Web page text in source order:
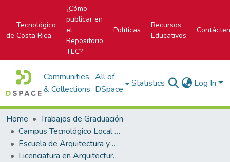
Tecnológico
de Costa Rica
¿Cómo
publicar en
el
Repositorio
TEC?
Políticas
Recursos
Educativos
Communities
& Collections
All of
DSpace
Statistics Log In
Home
Trabajos de Graduación
Campus Tecnológico Local San José
Escuela de Arquitectura y Urbanismo
Licenciatura en Arquitectura y Urbanismo